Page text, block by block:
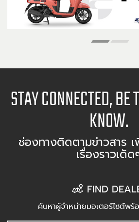
STAY CONNECTED, BE
KNOW.
ช่องทางติดตามข่าวสาร
เรื่องราวเด็ด
FIND
ค้นหาผู้จำหน่ายมอเตอร์ไซต์พร้